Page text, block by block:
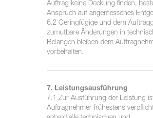
Auftrag keine Deckung finden,
Anspruch auf angemessenes
6.2 Geringfügige und dem
zumutbare Änderungen in
Belangen bleiben dem
vorbehalten.
7. Leistungsausführung
7.1 Zur Ausführung der Leistung
Auftragnehmer frühestens